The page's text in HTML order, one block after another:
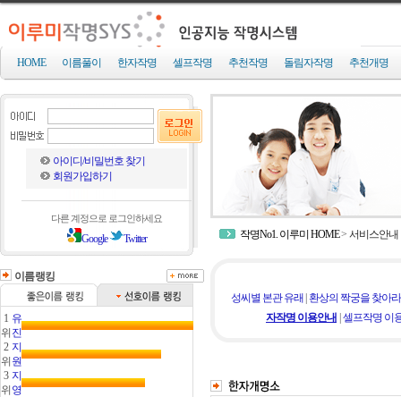
HOME 이름풀이 한자작명 셀프작명 추천작명 돌림자작명 추천개명
아이디/비밀번호 찾기
회원가입하기
다른 계정으로 로그인하세요
Google Twitter
이름랭킹
1
위
유
진
2
위
지
원
3
위
지
영
작명No1. 이루미 HOME> 서비스안내
성씨별 본관 유래 환상의 짝궁을 찾아라
자작명 이용안내 셀프작명 이